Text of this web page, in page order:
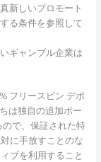
新しいプロモート
る条件を参照して
ギャンブル企業は
フリースピン デポ
は独自の追加ボー
で、保証された特
に手放すことのな
ブを利用すること